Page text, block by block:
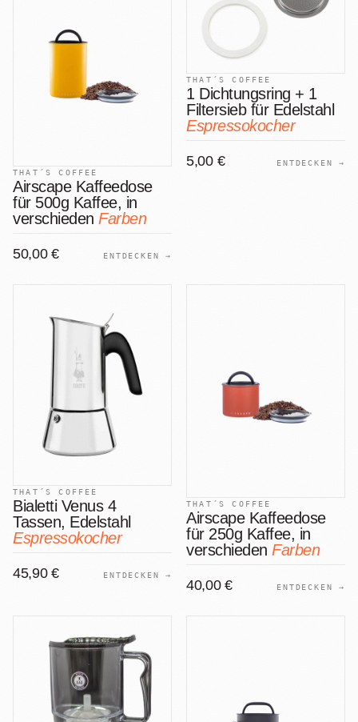
International
+
Zubehör
Fonte Blends
Alle Produkte
Kaffeetest
09 Reparatur
10 Kurse
THAT´S COFFEE
Airscape Kaffeedose
für 500g Kaffee, in
verschieden Farben
50,00 € ENTDECKEN →
THAT´S COFFEE
1 Dichtungsring + 1
Filtersieb für Edelstahl
Espressokocher
5,00 € ENTDECKEN →
THAT´S COFFEE
Bialetti Venus 4
Tassen, Edelstahl
Espressokocher
45,90 € ENTDECKEN →
THAT´S COFFEE
Airscape Kaffeedose
für 250g Kaffee, in
verschieden Farben
40,00 € ENTDECKEN →